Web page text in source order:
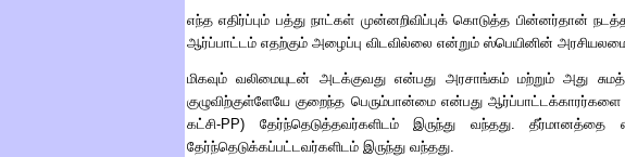
எந்த எதிர்ப்பும் பத்து நாட்கள் முன்னறிவிப்புக் கொடுத்த பின்னர்தான்
ஆர்ப்பாட்டம் எதற்கும் அழைப்பு விடவில்லை என்றும் ஸ்பெயினின்
மிகவும் வலிமையுடன் அடக்குவது என்பது அரசாங்கம் மற்றும் அது
குழுவிற்குள்ளேயே குறைந்த பெரும்பான்மை என்பது ஆர்ப்பாட்டக்காரர்களை
கட்சி-PP) தேர்ந்தெடுத்தவர்களிடம் இருந்து வந்தது. தீர்மானத்தை
தேர்ந்தெடுக்கப்பட்டவர்களிடம் இருந்து வந்தது.